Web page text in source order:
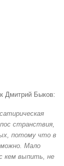
Дмитрий Быков:
странствия,
потому что в
Мало
кем выпить, не